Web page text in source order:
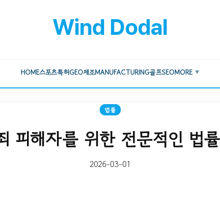
Wind Dodal
HOME스포츠특허GEO제조MANUFACTURING골프SEOMORE ▼
법률
피해자를 위한 전문적인 법
2026-03-01